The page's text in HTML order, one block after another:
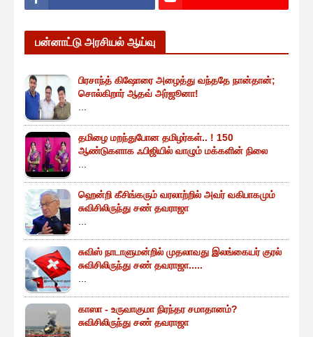
பன்னாட்டு அரசியல் ஆய்வு
பிரசாந்த் கிஷோரை அழைத்து வந்ததே நான்தான்;
சொல்கிறார் ஆதவ் அர்ஜூனா!
தமிழை மறந்துபோன தமிழர்கள்.. ! 150
ஆண்டுகளாக ஃபிஜியில் வாழும் மக்களின் நிலை
ஹென்றி கீசிங்கரும் வரலாற்றில் அவர் வகிபாகமும்
சுவிசிலிருந்து சண் தவராஜா
சுவிஸ் நாடாளுமன்றில் முதலாவது இலங்கையர் குரல்
சுவிசிலிருந்து சண் தவராஜா.....
காஸா - உருவாகுமா நிரந்தர சமாதானம்?
சுவிசிலிருந்து சண் தவராஜா